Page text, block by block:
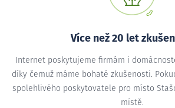
Více než 20 let
Internet poskytujeme firmám i
díky čemuž máme bohaté zkušenosti.
spolehlivého poskytovatele pro místo
místě.